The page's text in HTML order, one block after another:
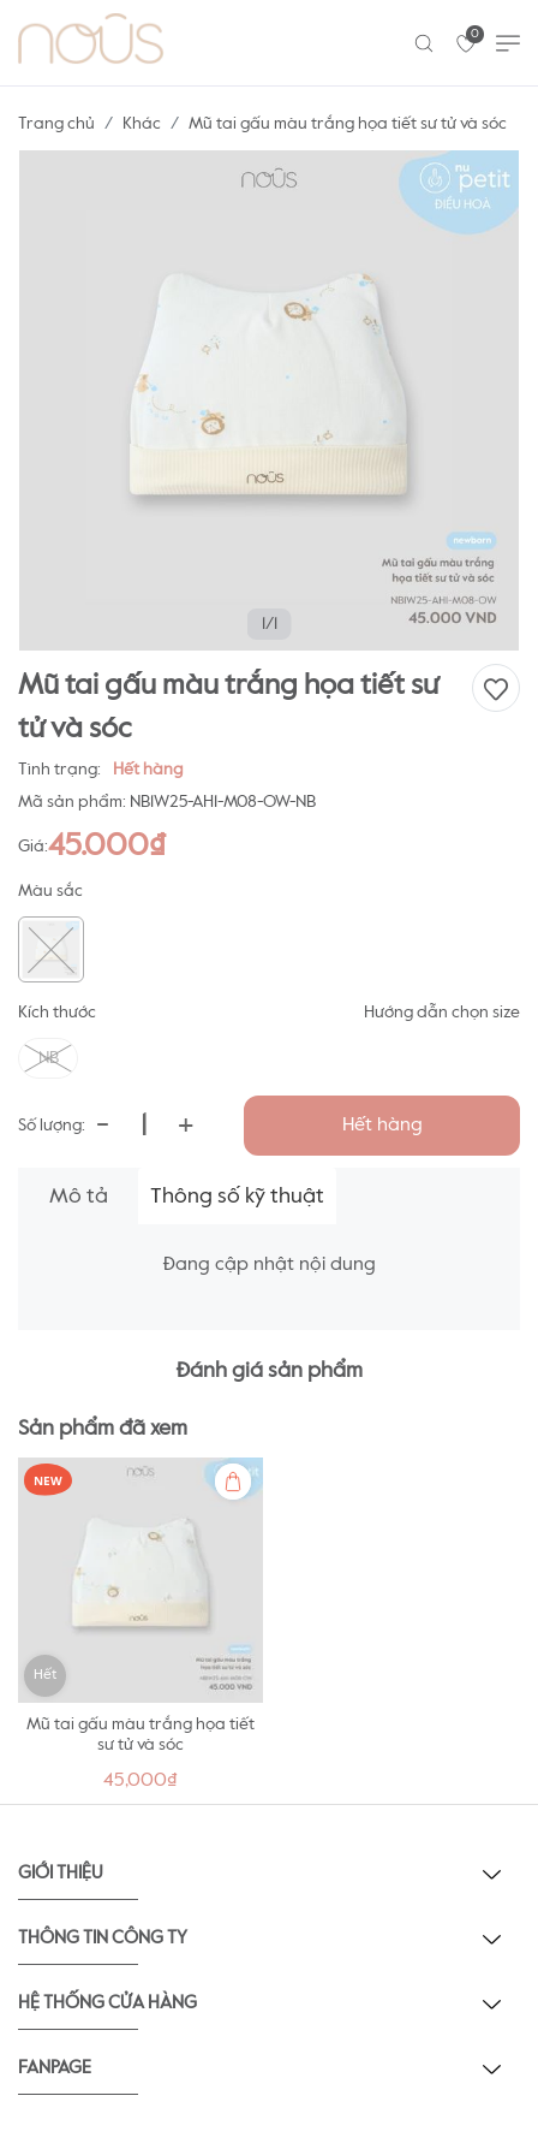
0
Trang chủ Khác Mũ tai gấu màu trắng họa tiết sư tử và sóc
1/1
Mũ tai gấu màu trắng họa tiết sư
tử và sóc
Tình trạng:
Hết hàng
Mã sản phẩm: NB1W25-AH1-M08-OW-NB
Giá:45.000₫
Màu sắc
Kích thước Hướng dẫn chọn size
NB
Số lượng: - + Hết hàng
Mô tả Thông số kỹ thuật
Đang cập nhật nội dung
Đánh giá sản phẩm
Sản phẩm đã xem
Hết
Mũ tai gấu màu trắng họa tiết
sư tử và sóc
45,000₫
GIỚI THIỆU
THÔNG TIN CÔNG TY
HỆ THỐNG CỬA HÀNG
FANPAGE